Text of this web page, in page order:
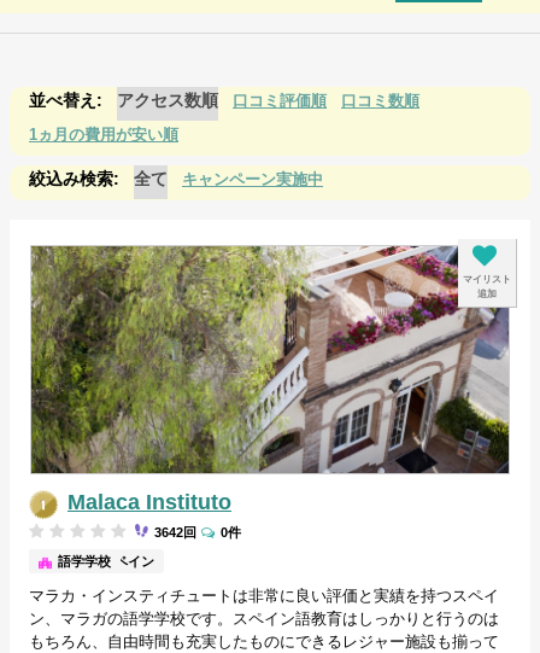
アクセス数順 口コミ評価順
口コミ数順
1ヵ月の費用が安い順
全て キャンペーン実施中
マイリスト
追加
Malaca Instituto
マラガ/スペイン
語学学校
3642回 0件
マラカ・インスティチュートは非常に良い評価と実績を持つスペイ
ン、マラガの語学学校です。スペイン語教育はしっかりと行うのは
もちろん、自由時間も充実したものにできるレジャー施設も揃って